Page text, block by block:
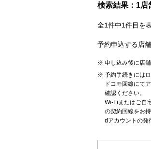
検索結果：1店
全1件中1件目を
予約申込する店
申し込み後に店
予約手続きには
ドコモ回線にて
確認ください。
Wi-Fiまたはご自
の契約回線をお
dアカウントの発